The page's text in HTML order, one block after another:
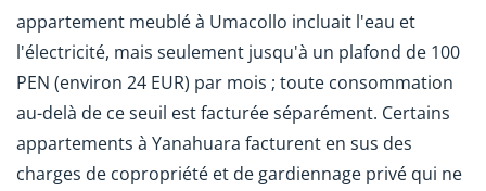
appartement meublé à Umacollo incluait l'eau et
l'électricité, mais seulement jusqu'à un plafond de 100
PEN (environ 24 EUR) par mois ; toute consommation
au-delà de ce seuil est facturée séparément. Certains
appartements à Yanahuara facturent en sus des
charges de copropriété et de gardiennage privé qui ne